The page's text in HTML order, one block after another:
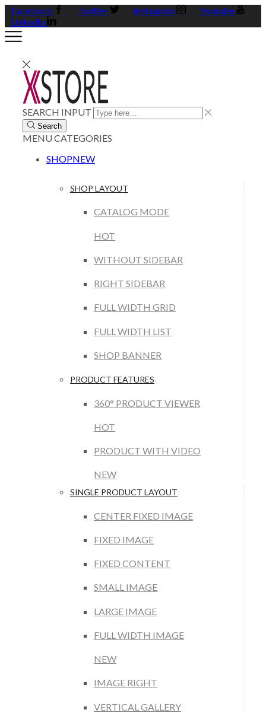
Facebook Twitter Instagram
Youtube
Linkedin
SEARCH INPUT
Search
MENUCATEGORIES
SHOPNEW
SHOP LAYOUT
CATALOG MODE
HOT
WITHOUT SIDEBAR
RIGHT SIDEBAR
FULL WIDTH GRID
FULL WIDTH LIST
SHOP BANNER
PRODUCT FEATURES
360° PRODUCT VIEWER
HOT
PRODUCT WITH VIDEO
NEW
SINGLE PRODUCT LAYOUT
CENTER FIXED IMAGE
FIXED IMAGE
FIXED CONTENT
SMALL IMAGE
LARGE IMAGE
FULL WIDTH IMAGE
NEW
IMAGE RIGHT
VERTICAL GALLERY